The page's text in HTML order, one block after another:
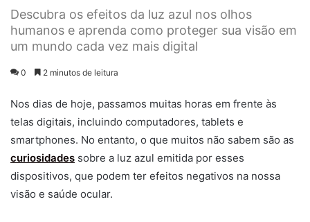
Descubra os efeitos da luz azul nos olhos
humanos e aprenda como proteger sua visão em
um mundo cada vez mais digital
0 2 minutos de leitura
Nos dias de hoje, passamos muitas horas em frente às
telas digitais, incluindo computadores, tablets e
smartphones. No entanto, o que muitos não sabem são as
curiosidades sobre a luz azul emitida por esses
dispositivos, que podem ter efeitos negativos na nossa
visão e saúde ocular.